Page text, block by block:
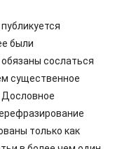
были
сослаться
существенное
только как